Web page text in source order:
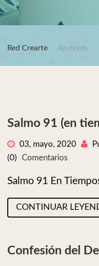
Red Crearte Archives
Salmo 91 (en
03, mayo, 2020
(0)
Comentarios
Salmo 91 En
CONTINUAR
Confesión del